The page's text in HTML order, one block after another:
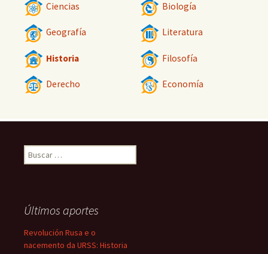
Ciencias Biología
Geografía Literatura
Historia Filosofía
Derecho Economía
Buscar:
Últimos aportes
Revolución Rusa e o
nacemento da URSS: Historia